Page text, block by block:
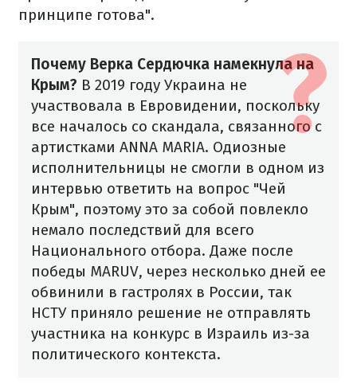
принципе готова".
Почему Верка Сердючка намекнула на
Крым? В 2019 году Украина не
участвовала в Евровидении, поскольку
все началось со скандала, связанного с
артистками ANNA MARIA. Одиозные
исполнительницы не смогли в одном из
интервью ответить на вопрос "Чей
Крым", поэтому это за собой повлекло
немало последствий для всего
Национального отбора. Даже после
победы MARUV, через несколько дней ее
обвинили в гастролях в России, так
НСТУ приняло решение не отправлять
участника на конкурс в Израиль из-за
политического контекста.